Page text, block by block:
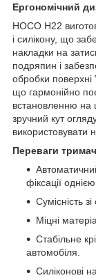
Ергономічний
HOCO H22
і силікону, що
накладки на
подряпин і
обробки
що гармонійно
встановленню на
зручний кут
використовувати
Переваги
фіксації
Сумісність
Міцні
Стабільне
автомобіля.
Силіконові